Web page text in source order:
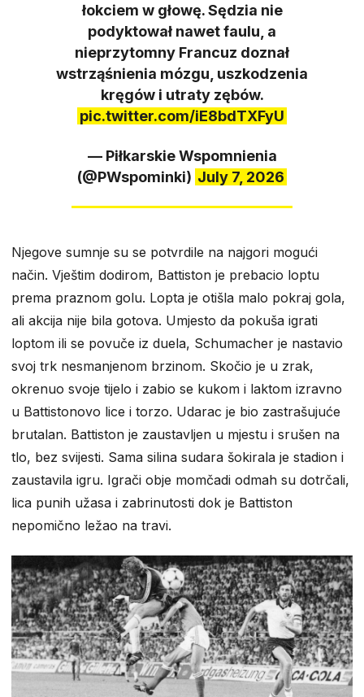
łokciem w głowę. Sędzia nie
podyktował nawet faulu, a
nieprzytomny Francuz doznał
wstrząśnienia mózgu, uszkodzenia
kręgów i utraty zębów.
pic.twitter.com/iE8bdTXFyU
— Piłkarskie Wspomnienia
(@PWspominki) July 7, 2026
Njegove sumnje su se potvrdile na najgori mogući
način. Vještim dodirom, Battiston je prebacio loptu
prema praznom golu. Lopta je otišla malo pokraj gola,
ali akcija nije bila gotova. Umjesto da pokuša igrati
loptom ili se povuče iz duela, Schumacher je nastavio
svoj trk nesmanjenom brzinom. Skočio je u zrak,
okrenuo svoje tijelo i zabio se kukom i laktom izravno
u Battistonovo lice i torzo. Udarac je bio zastrašujuće
brutalan. Battiston je zaustavljen u mjestu i srušen na
tlo, bez svijesti. Sama silina sudara šokirala je stadion i
zaustavila igru. Igrači obje momčadi odmah su dotrčali,
lica punih užasa i zabrinutosti dok je Battiston
nepomično ležao na travi.